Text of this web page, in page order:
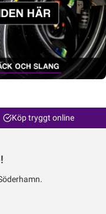
Köp tryggt online